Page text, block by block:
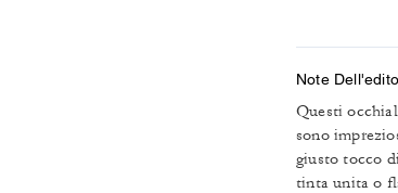
Note
Questi
sono
giusto tocco
tinta unita o